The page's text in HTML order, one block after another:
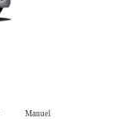
Manuel